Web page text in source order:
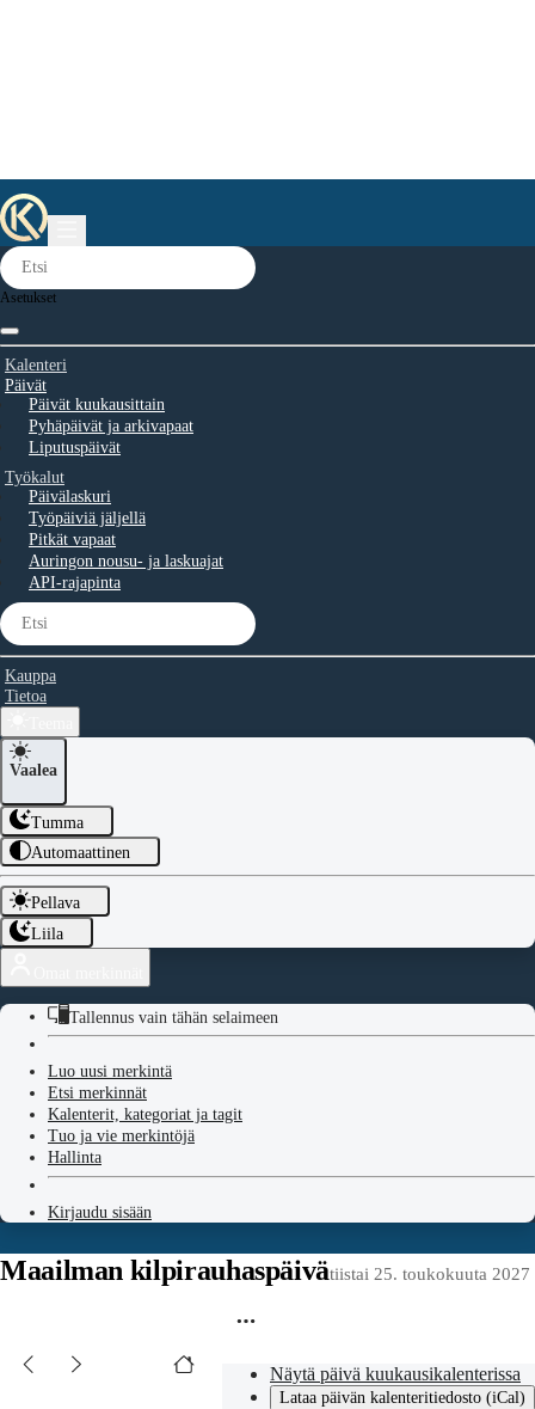
Asetukset
Kalenteri
Päivät
Päivät kuukausittain
Pyhäpäivät ja arkivapaat
Liputuspäivät
Työkalut
Päivälaskuri
Työpäiviä jäljellä
Pitkät vapaat
Auringon nousu- ja laskuajat
API-rajapinta
Kauppa
Tietoa
Vaalea
Tumma
Automaattinen
Pellava
Liila
Tallennus vain tähän selaimeen
Luo uusi merkintä
Etsi merkinnät
Kalenterit, kategoriat ja tagit
Tuo ja vie merkintöjä
Hallinta
Kirjaudu sisään
Maailman kilpirauhaspäivätiistai 25. toukokuuta 2027
Näytä päivä kuukausikalenterissa
Lataa päivän kalenteritiedosto (iCal)